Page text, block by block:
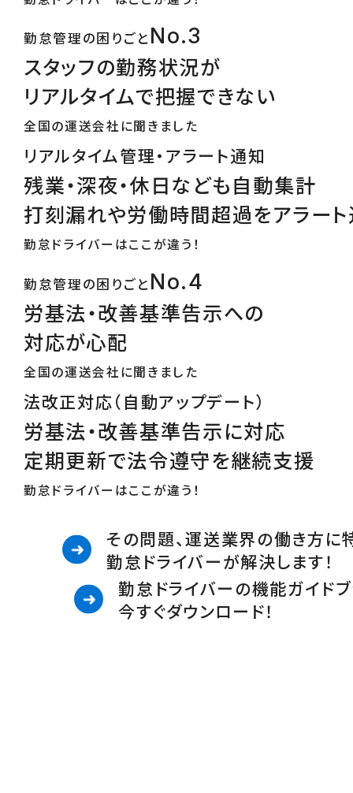
勤怠管理の困りごと No.3
スタッフの勤務状況が
リアルタイムで把握できない
全国の運送会社に聞きました
リアルタイム管理・アラート通知
残業・深夜・休日なども自動集計
打刻漏れや労働時間超過をアラー
勤怠ドライバーはここが違う！
勤怠管理の困りごと No.4
労基法・改善基準告示への
対応が心配
全国の運送会社に聞きました
法改正対応（自動アップデート）
労基法・改善基準告示に対応
定期更新で法令遵守を継続支援
勤怠ドライバーはここが違う！
その問題、運送業界の働き方に
勤怠ドライバーが解決します！
勤怠ドライバーの機能ガイド
今すぐダウンロード！